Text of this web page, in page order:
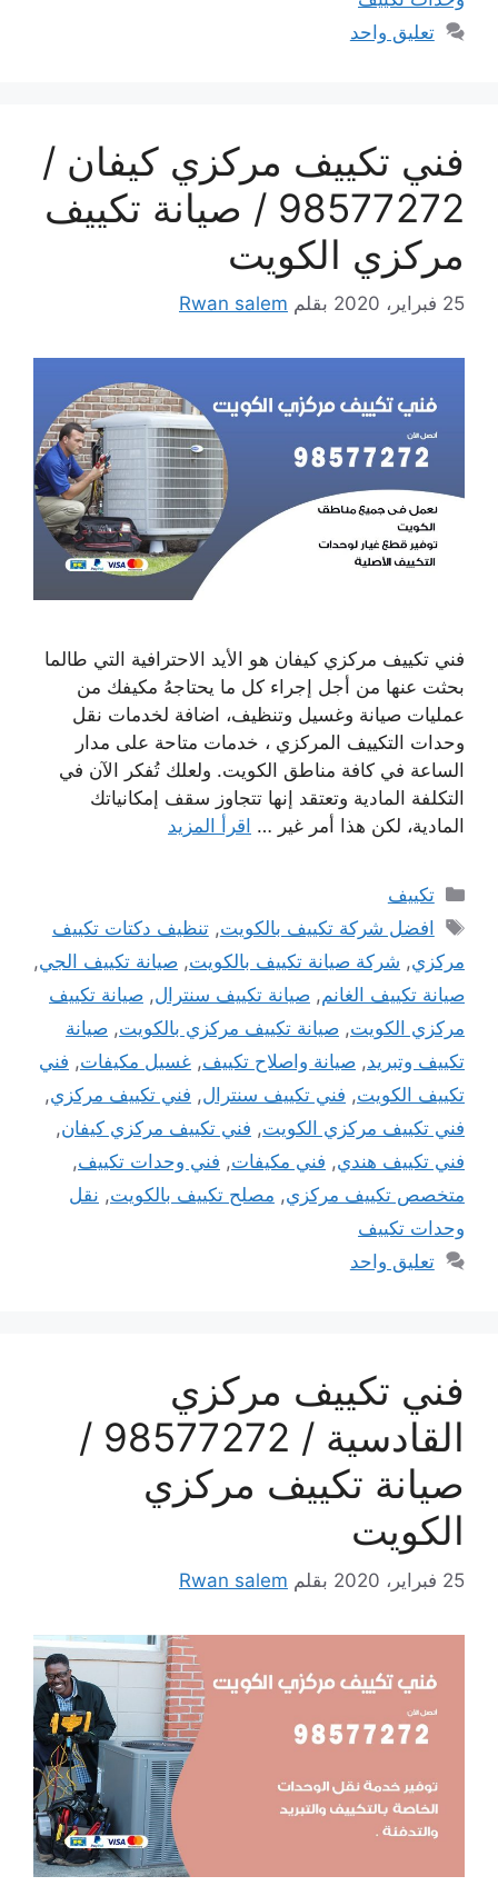
تعليق واحد
فني تكييف مركزي كيفان /
98577272 / صيانة تكييف
مركزي الكويت
25 فبراير، 2020 بقلم Rwan salem
فني تكييف مركزي كيفان هو الأيد الاحترافية التي طالما
بحثت عنها من أجل إجراء كل ما يحتاجهُ مكيفك من
عمليات صيانة وغسيل وتنظيف، اضافة لخدمات نقل
وحدات التكييف المركزي ، خدمات متاحة على مدار
الساعة في كافة مناطق الكويت. ولعلك تُفكر الآن في
التكلفة المادية وتعتقد إنها تتجاوز سقف إمكانياتك
المادية، لكن هذا أمر غير … اقرأ المزيد
التصنيفات
تكييف
الوسوم
افضل شركة تكييف بالكويت,تنظيف دكتات تكييف
مركزي, شركة صيانة تكييف بالكويت, صيانة تكييف الجي,
صيانة تكييف الغانم, صيانة تكييف سنترال, صيانة تكييف
مركزي الكويت, صيانة تكييف مركزي بالكويت, صيانة
تكييف وتبريد, صيانة واصلاح تكييف, غسيل مكيفات, فني
تكييف الكويت, فني تكييف سنترال, فني تكييف مركزي,
فني تكييف مركزي الكويت, فني تكييف مركزي كيفان,
فني تكييف هندي, فني مكيفات, فني وحدات تكييف,
متخصص تكييف مركزي, مصلح تكييف بالكويت, نقل
وحدات تكييف
تعليق واحد
فني تكييف مركزي
القادسية / 98577272 /
صيانة تكييف مركزي
الكويت
25 فبراير، 2020 بقلم Rwan salem